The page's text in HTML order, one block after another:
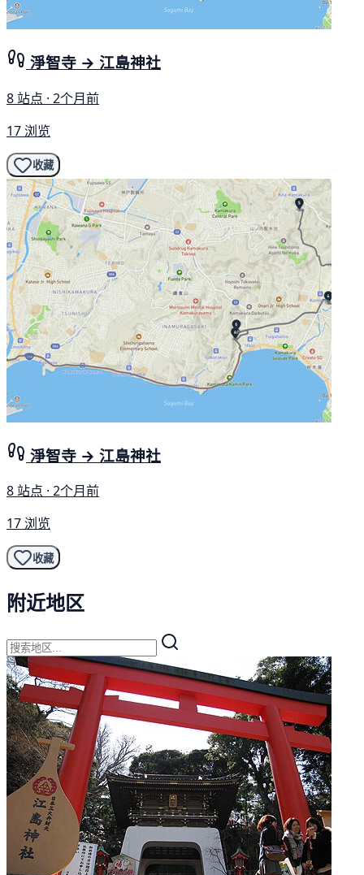
淨智寺 → 江島神社
8 站点 · 2个月前
17 浏览
收藏
淨智寺 → 江島神社
8 站点 · 2个月前
17 浏览
收藏
附近地区